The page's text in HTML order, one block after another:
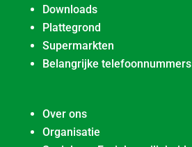
Downloads
Plattegrond
Supermarkten
Belangrijke telefoonnummers
Over ons
Organisatie